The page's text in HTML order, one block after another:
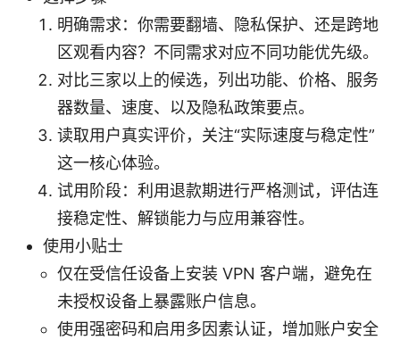
明确需求：你需要翻墙、隐私保护、还是跨地
区观看内容？不同需求对应不同功能优先级。
对比三家以上的候选，列出功能、价格、服务
器数量、速度、以及隐私政策要点。
读取用户真实评价，关注“实际速度与稳定性”
这一核心体验。
试用阶段：利用退款期进行严格测试，评估连
接稳定性、解锁能力与应用兼容性。
使用小贴士
仅在受信任设备上安装 VPN 客户端，避免在
未授权设备上暴露账户信息。
使用强密码和启用多因素认证，增加账户安全